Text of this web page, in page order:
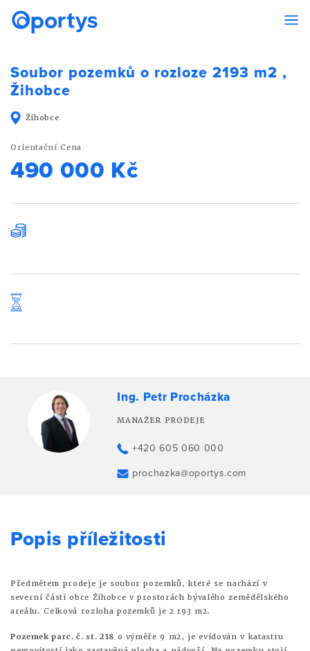
Soubor pozemků o rozloze 2193 m2 ,
Žihobce
Žihobce
Orientační Cena
490 000 Kč
Ing. Petr Procházka
MANAŽER PRODEJE
+420 605 060 000
prochazka@oportys.com
Popis příležitosti
Předmětem prodeje je soubor pozemků, které se nachází v
severní části obce Žihobce v prostorách bývalého zemědělského
areálu. Celková rozloha pozemků je 2 193 m2.
Pozemek parc. č. st. 218 o výměře 9 m2, je evidován v katastru